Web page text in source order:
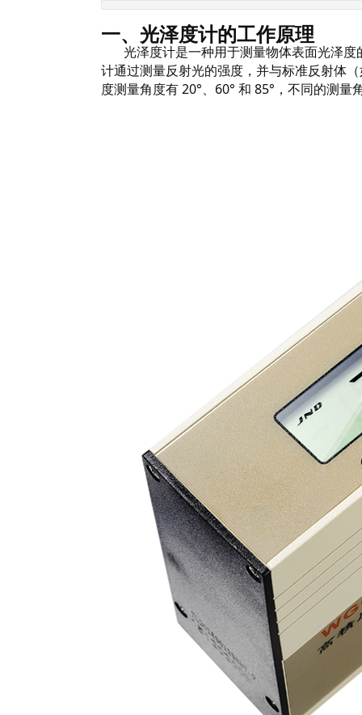
一、光泽度计的工作原理
光泽度计是一种用于测量物体表面光泽度
计通过测量反射光的强度，并与标准反射体
度测量角度有20°、60° 和 85°，不同的测